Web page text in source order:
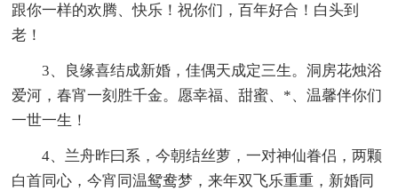
跟你一样的欢腾、快乐！祝你们，百年好合！白头到
老！
3、良缘喜结成新婚，佳偶天成定三生。洞房花烛浴
爱河，春宵一刻胜千金。愿幸福、甜蜜、*、温馨伴你们
一世一生！
4、兰舟昨曰系，今朝结丝萝，一对神仙眷侣，两颗
白首同心，今宵同温鸳鸯梦，来年双飞乐重重，新婚同